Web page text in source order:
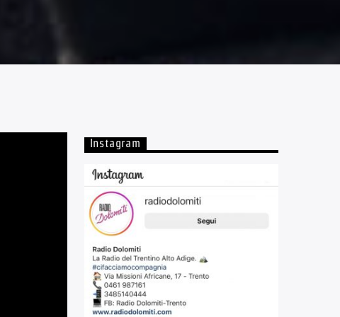
Instagram